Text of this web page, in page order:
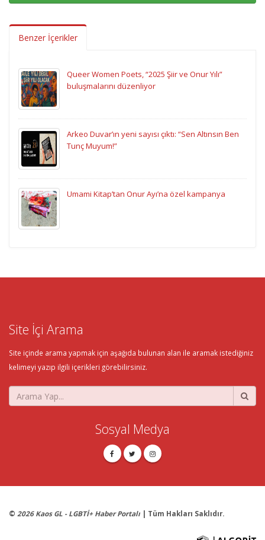
Benzer İçerikler
Queer Women Poets, “2025 Şiir ve Onur Yılı”
buluşmalarını düzenliyor
Arkeo Duvar’ın yeni sayısı çıktı: “Sen Altınsın Ben
Tunç Muyum!”
Umami Kitap’tan Onur Ayı’na özel kampanya
Site İçi Arama
Site içinde arama yapmak için aşağıda bulunan alan ile aramak istediğiniz
kelimeyi yazıp ilgili içerikleri görebilirsiniz.
Sosyal Medya
© 2026 Kaos GL - LGBTİ+ Haber Portalı | Tüm Hakları Saklıdır.